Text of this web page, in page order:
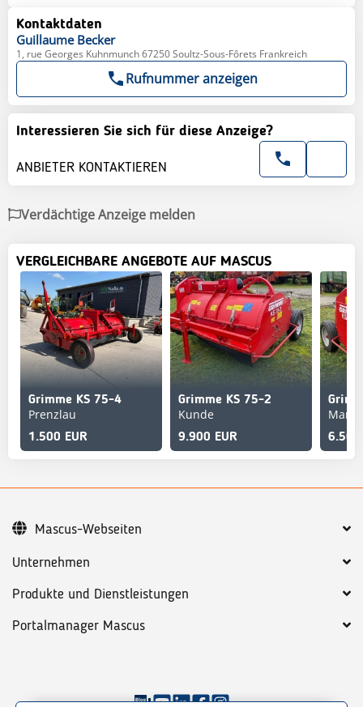
Kontaktdaten
Guillaume Becker
1, rue Georges Kuhnmunch 67250 Soultz-Sous-Fôrets Frankreich
Rufnummer anzeigen
Interessieren Sie sich für diese Anzeige?
ANBIETER KONTAKTIEREN
Verdächtige Anzeige melden
VERGLEICHBARE ANGEBOTE AUF MASCUS
Grimme KS 75-4
Prenzlau
1.500 EUR
Grimme KS 75-2
Kunde
9.900 EUR 6.500
Unternehmen
Produkte und Dienstleistungen
Portalmanager Mascus
Mascus-Webseiten